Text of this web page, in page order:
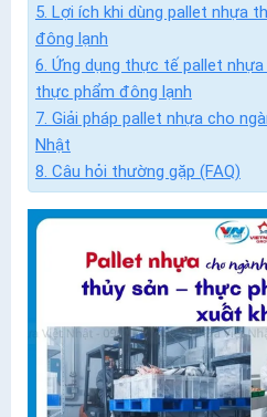
5. Lợi ích khi dùng pallet nhựa
đông lạnh
6. Ứng dụng thực tế pallet
thực phẩm đông lạnh
7. Giải pháp pallet nhựa cho
Nhật
8. Câu hỏi thường gặp (FAQ)